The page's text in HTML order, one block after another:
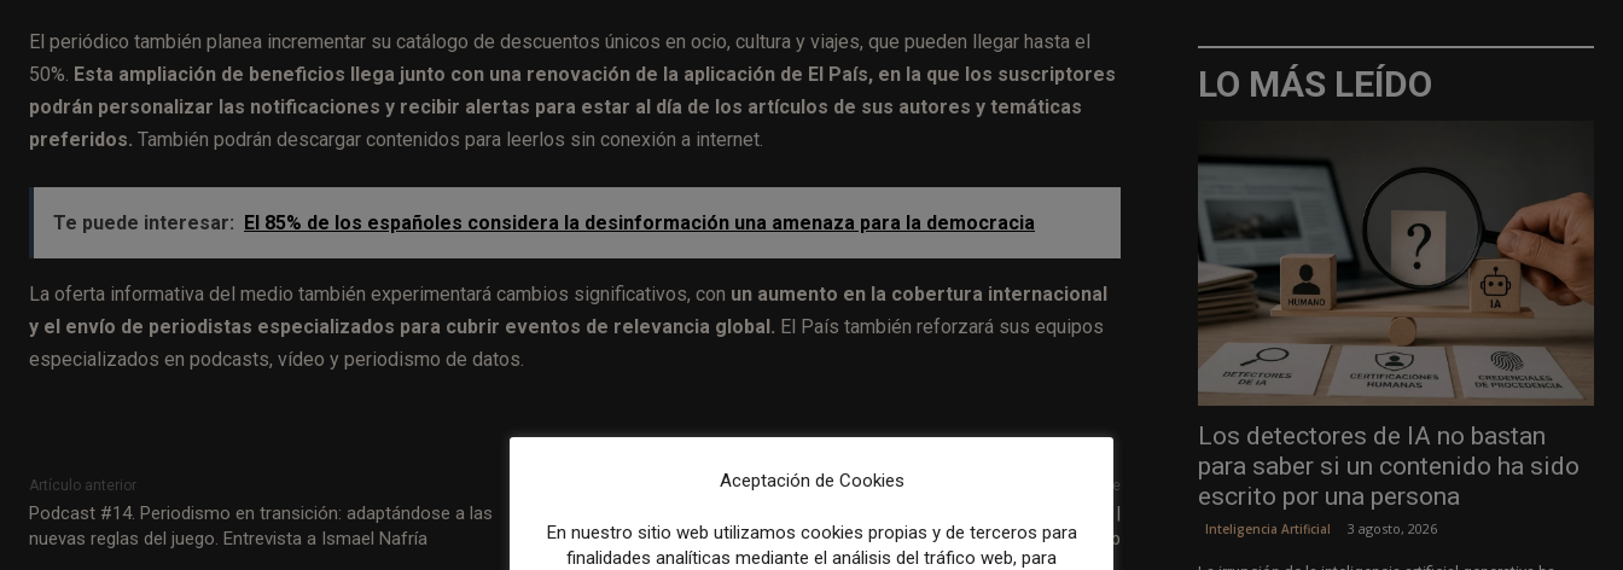
El periódico también planea incrementar su catálogo de descuentos únicos en ocio, cultura y viajes, que pueden llegar hasta el
50%. Esta ampliación de beneficios llega junto con una renovación de la aplicación de El País, en la que los suscriptores
podrán personalizar las notificaciones y recibir alertas para estar al día de los artículos de sus autores y temáticas
preferidos. También podrán descargar contenidos para leerlos sin conexión a internet.
Te puede interesar: El 85% de los españoles considera la desinformación una amenaza para la democracia
La oferta informativa del medio también experimentará cambios significativos, con un aumento en la cobertura internacional
y el envío de periodistas especializados para cubrir eventos de relevancia global. El País también reforzará sus equipos
especializados en podcasts, vídeo y periodismo de datos.
Artículo anterior
Podcast #14. Periodismo en transición: adaptándose a las
nuevas reglas del juego. Entrevista a Ismael Nafría
Artículo siguiente
The death toll for journalists in the Gaza conflict has reached 29 |
Nieman Journalism Lab
LO MÁS LEÍDO
Los detectores de IA no bastan
para saber si un contenido ha sido
escrito por una persona
Inteligencia Artificial 3 agosto, 2026
Aceptación de Cookies
En nuestro sitio web utilizamos cookies propias y de terceros para
finalidades analíticas mediante el análisis del tráfico web, para